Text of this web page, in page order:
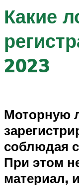
Какие
2023
Моторную
соблюдая
При этом
материал,